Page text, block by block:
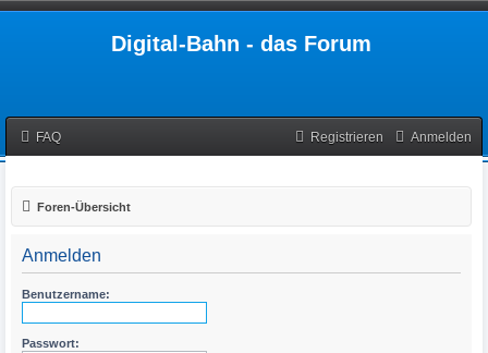
Digital-Bahn - das Forum
FAQ Anmelden
Registrieren
Foren-Übersicht
Anmelden
Benutzername:
Passwort: